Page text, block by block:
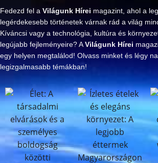
Fedezd fel a Világunk Hírei magazint, ahol a
legérdekesebb történetek várnak rád a világ
Kíváncsi vagy a technológia, kultúra és
legújabb fejleményeire? AVilágunk Hírei
egy helyen megtalálod! Olvass minket és légy
legizgalmasabb témákban!